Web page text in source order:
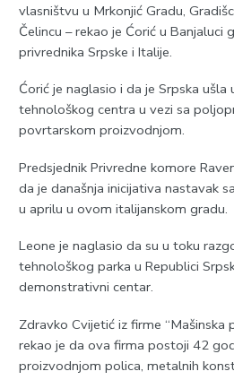
vlasništvu u Mrkonjić Gradu,
Čelincu – rekao je Ćorić u Banjaluci
privrednika Srpske i Italije.
Ćorić je naglasio i da je Srpska ušla
tehnološkog centra u vezi sa
povrtarskom proizvodnjom.
Predsjednik Privredne komore
da je današnja inicijativa nastavak
u aprilu u ovom italijanskom gradu.
Leone je naglasio da su u toku
tehnološkog parka u Republici
demonstrativni centar.
Zdravko Cvijetić iz firme “Mašinska
rekao je da ova firma postoji 42
proizvodnjom polica, metalnih